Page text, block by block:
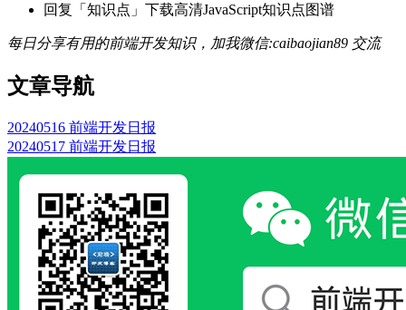
回复「知识点」下载高清JavaScript知识点图谱
每日分享有用的前端开发知识，加我微信:caibaojian89 交流
文章导航
20240516 前端开发日报
20240517 前端开发日报